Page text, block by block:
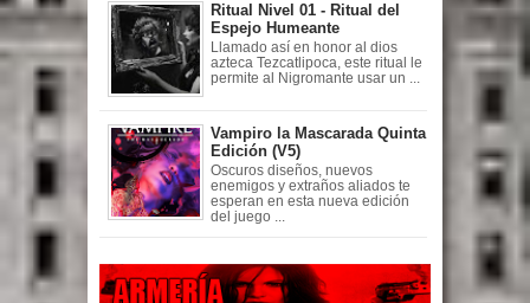
Ritual Nivel 01 - Ritual del
Espejo Humeante
Llamado así en honor al dios
azteca Tezcatlipoca, este ritual le
permite al Nigromante usar un ...
Vampiro la Mascarada Quinta
Edición (V5)
Oscuros diseños, nuevos
enemigos y extraños aliados te
esperan en esta nueva edición
del juego ...